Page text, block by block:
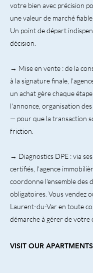
votre bien avec précision
une valeur de marché
Un point de départ
décision.
→ Mise en vente : de la
à la signature finale,
un achat gère chaque
l'annonce, organisation
— pour que la transaction
friction.
→ Diagnostics DPE : via
certifiés, l'agence
coordonne l'ensemble des
obligatoires. Vous vendez
Laurent-du-Var en toute
démarche à gérer de votre
VISIT OUR APARTMENTS